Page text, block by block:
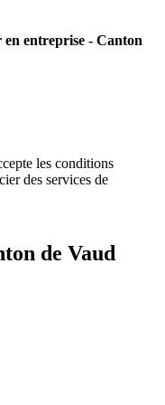
entreprise - Canton
les conditions
des services de
de Vaud